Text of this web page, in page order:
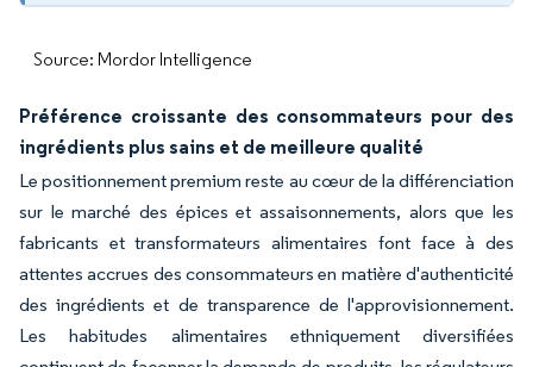
Source: Mordor Intelligence
Préférence croissante des consommateurs pour des
ingrédients plus sains et de meilleure qualité
Le positionnement premium reste au cœur de la différenciation
sur le marché des épices et assaisonnements, alors que les
fabricants et transformateurs alimentaires font face à des
attentes accrues des consommateurs en matière d'authenticité
des ingrédients et de transparence de l'approvisionnement.
Les habitudes alimentaires ethniquement diversifiées